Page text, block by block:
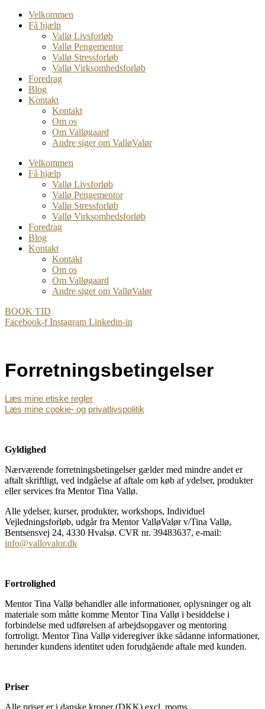
Velkommen
Få hjælp
Vallø Livsforløb
Vallø Pengementor
Vallø Stressforløb
Vallø Virksomhedsforløb
Foredrag
Blog
Kontakt
Kontakt
Om os
Om Valløgaard
Andre siger om ValløValør
Velkommen
Få hjælp
Vallø Livsforløb
Vallø Pengementor
Vallø Stressforløb
Vallø Virksomhedsforløb
Foredrag
Blog
Kontakt
Kontakt
Om os
Om Valløgaard
Andre siger om ValløValør
BOOK TID
Facebook-f Instagram Linkedin-in
Forretningsbetingelser
Læs mine etiske regler
Læs mine cookie- og privatlivspolitik
Gyldighed
Nærværende forretningsbetingelser gælder med mindre andet er
aftalt skriftligt, ved indgåelse af aftale om køb af ydelser, produkter
eller services fra Mentor Tina Vallø.
Alle ydelser, kurser, produkter, workshops, Individuel
Vejledningsforløb, udgår fra Mentor ValløValør v/Tina Vallø,
Bentsensvej 24, 4330 Hvalsø. CVR nr. 39483637, e-mail:
info@vallovalor.dk
Fortrolighed
Mentor Tina Vallø behandler alle informationer, oplysninger og alt
materiale som måtte komme Mentor Tina Vallø i besiddelse i
forbindelse med udførelsen af arbejdsopgaver og mentoring
fortroligt. Mentor Tina Vallø videregiver ikke sådanne informationer,
herunder kundens identitet uden forudgående aftale med kunden.
Priser
Alle priser er i danske kroner (DKK) excl. moms.